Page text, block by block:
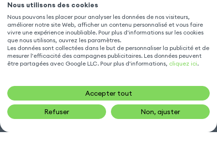
SUIVEZ NOUS
Nous utilisons des cookies
Nous pouvons les placer pour analyser les données de nos visiteurs,
améliorer notre site Web, afficher un contenu personnalisé et vous faire
vivre une expérience inoubliable. Pour plus d'informations sur les cookies
que nous utilisons, ouvrez les paramètres.
Les données sont collectées dans le but de personnaliser la publicité et de
mesurer l'efficacité des campagnes publicitaires. Les données peuvent
être partagées avec Google LLC. Pour plus d'informations, cliquez ici.
Accepter tout
Refuser Non, ajuster